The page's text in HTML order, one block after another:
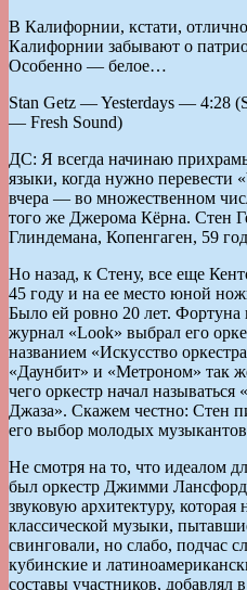
В Калифорнии, кстати,
Калифорнии забывают о
Особенно — белое…
Stan Getz — Yesterdays — 4:28
— Fresh Sound)
ДС: Я всегда начинаю
языки, когда нужно перевести
вчера — во множественном
того же Джерома Кёрна. Стен
Глиндемана, Копенгаген, 59
Но назад, к Стену, все еще
45 году и на ее место юной
Было ей ровно 20 лет. Фортуна
журнал «Look» выбрал его
названием «Искусство
«Даунбит» и «Метроном» так
чего оркестр начал
Джаза». Скажем честно: Стен
его выбор молодых
Не смотря на то, что идеалом
был оркестр Джимми
звуковую архитектуру,
классической музыки,
свинговали, но слабо, подчас
кубинские и
составы участников,